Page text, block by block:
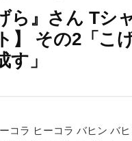
ら』さん Tシ
】 その2「こ
す」
コラ ヒーコラ バヒン バ